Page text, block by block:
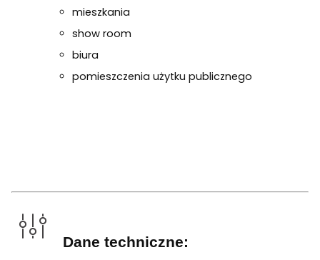
mieszkania
show room
biura
pomieszczenia użytku publicznego
Dane techniczne: